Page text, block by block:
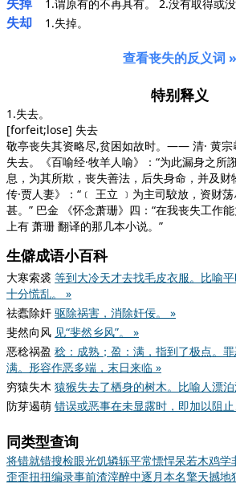
1.谓原有的不再具有。 2.没有取得或没
失却 1.失掉。
查看丧失的反义词 »
特别释义
1.失去。
[forfeit;lose] 失去
敬亭丧失其资略尽,贫困如故时。—— 清· 黄宗
失去。
《百喻经·牧羊人喻》
：“为此漏身之所
息，为其所欺，丧失善法，后失身命，并及财
传·贾人妻》
：“﹝ 王立 ﹞为主司駮放，资财
甚。” 巴金
《怀念萧珊》 四：“在我丧失工作
上有 萧珊 翻译的那几本小说。”
生僻成语小百科
大寒索裘 等到大冷天才去找毛皮衣服。比喻
十分慌乱。 »
祛蠹除奸 驱除祸害，消除奸佞。 »
斐然向风 见“斐然乡风”。 »
恶稔祸盈 稔：成熟；盈：满，指到了极点。
满。形容作恶多端，末日来临 »
穷猿失木 猿猴失去了栖身的树木。比喻人漂
防芽遏萌 错误或恶事在未显露时，即加以阻
同类型查询
将错就错搜检眼光饥辚轹平常慓悍呆若木鸡学
歪歪扭扭编录事前渣滓醉中逐月本名擎天撼地